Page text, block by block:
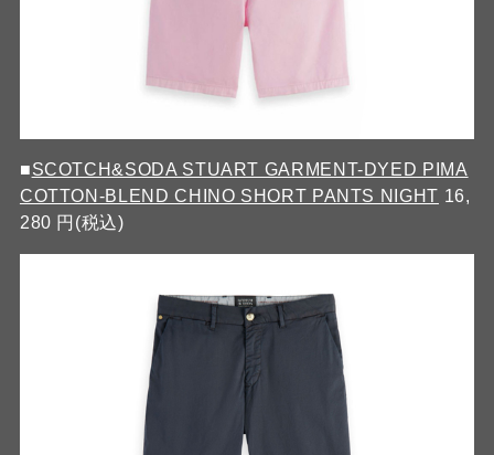
■SCOTCH&SODA STUART GARMENT-DYED PIMA
COTTON-BLEND CHINO SHORT PANTS NIGHT 16,
280 円(税込)